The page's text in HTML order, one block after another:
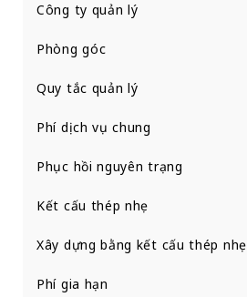
Công ty quản lý
Phòng góc
Quy tắc quản lý
Phí dịch vụ chung
Phục hồi nguyên trạng
Kết cấu thép nhẹ
Xây dựng bằng kết cấu thép nhẹ
Phí gia hạn